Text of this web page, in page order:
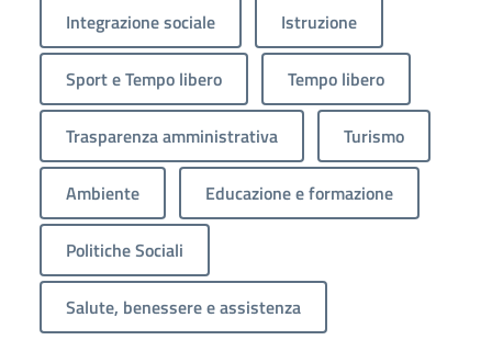
Integrazione sociale Istruzione
Sport e Tempo libero Tempo libero
Trasparenza amministrativa Turismo
Ambiente Educazione e formazione
Politiche Sociali
Salute, benessere e assistenza